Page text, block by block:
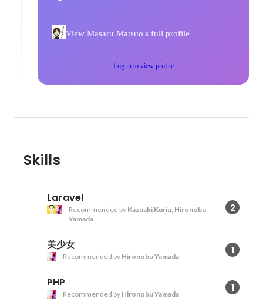
View Masaru Matsuo's full profile
Log in to view profile
Skills
Laravel
2
Recommended by Kazuaki Kuriu, Hironobu
Yamada
美少女 1
Recommended by Hironobu Yamada
PHP 1
Recommended by Hironobu Yamada